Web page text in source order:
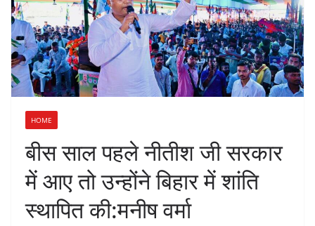
HOME
बीस साल पहले नीतीश जी सरकार
में आए तो उन्होंने बिहार में शांति
स्थापित की:मनीष वर्मा